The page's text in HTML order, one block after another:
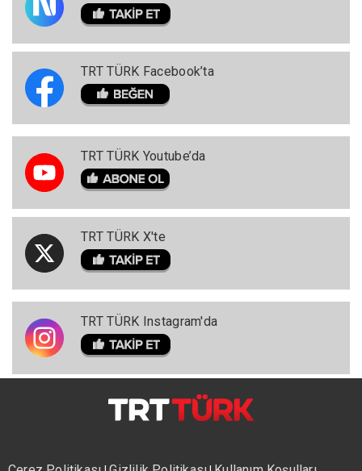
TRT TÜRK Facebook’ta
TRT TÜRK Youtube’da
TRT TÜRK X'te
TRT TÜRK Instagram'da